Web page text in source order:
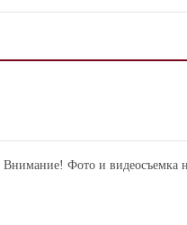
Внимание! Фото и видеосъемка